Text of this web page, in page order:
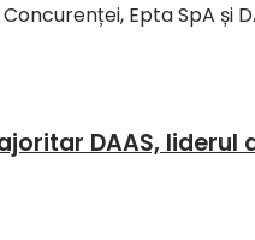
Epta SpA și
DAAS, liderul